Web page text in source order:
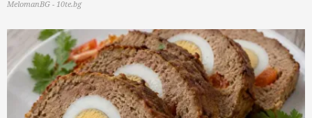
MelomanBG - 10te.bg